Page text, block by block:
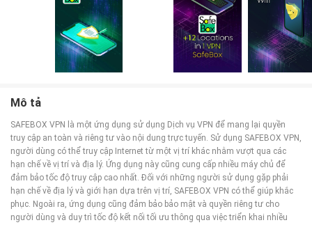
Mô tả
SAFEBOX VPN là một ứng dụng sử dụng Dịch vụ VPN để mang lại quyền
truy cập an toàn và riêng tư vào nội dung trực tuyến. Sử dụng SAFEBOX VPN,
người dùng có thể truy cập Internet từ một vị trí khác nhằm vượt qua các
hạn chế về vị trí và địa lý. Ứng dụng này cũng cung cấp nhiều máy chủ để
đảm bảo tốc độ truy cập cao nhất. Đối với những người sử dụng gặp phải
hạn chế về địa lý và giới hạn dựa trên vị trí, SAFEBOX VPN có thể giúp khắc
phục. Ngoài ra, ứng dụng cũng đảm bảo bảo mật và quyền riêng tư cho
người dùng và duy trì tốc độ kết nối tối ưu thông qua việc triển khai nhiều